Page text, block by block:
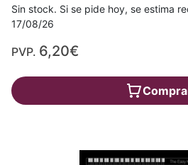
Sin stock. Si se pide hoy, se estima
17/08/26
PVP. 6,20€